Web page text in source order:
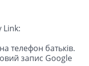
Link:
телефон батьків.
запис Google